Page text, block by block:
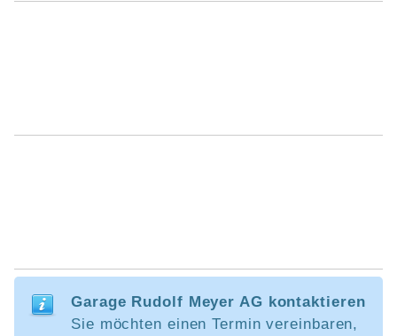
Garage Rudolf Meyer AG kontaktieren
Sie möchten einen Termin vereinbaren,